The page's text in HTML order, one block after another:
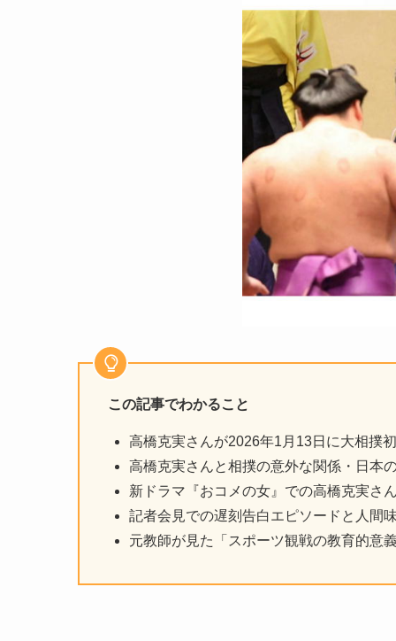
この記事でわかること
高橋克実さんが2026年1月13日に大相撲
高橋克実さんと相撲の意外な関係・日本
新ドラマ『おコメの女』での高橋克実さ
記者会見での遅刻告白エピソードと人間
元教師が見た「スポーツ観戦の教育的意